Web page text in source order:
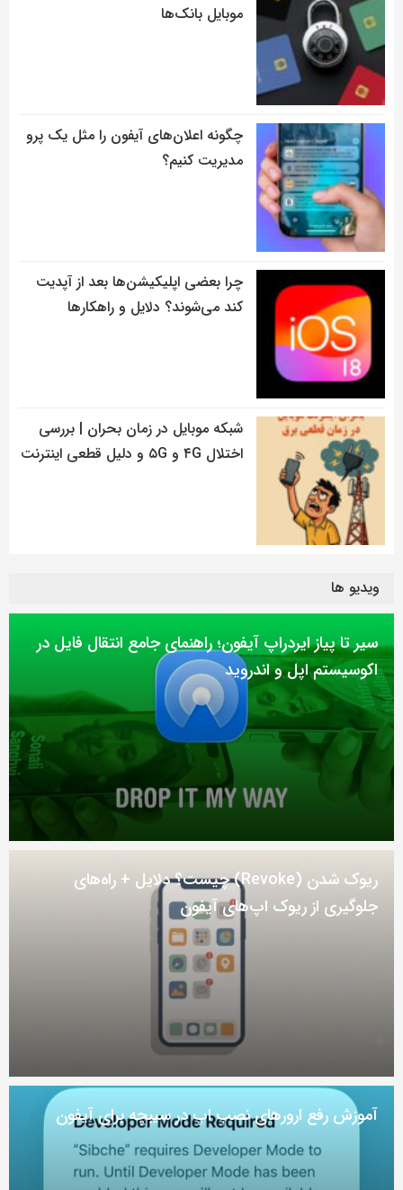
موبایل بانک‌ها
چگونه اعلان‌های آیفون را مثل یک پرو
مدیریت کنیم؟
چرا بعضی اپلیکیشن‌ها بعد از آپدیت
کند می‌شوند؟ دلایل و راهکارها
شبکه موبایل در زمان بحران | بررسی
اختلال ۴G و ۵G و دلیل قطعی اینترنت
ویدیو ها
سیر تا پیاز ایردراپ آیفون؛ راهنمای جامع انتقال فایل در
اکوسیستم اپل و اندروید
ریوک شدن (Revoke) چیست؟ دلایل + راه‌های
جلوگیری از ریوک اپ‌های آیفون
آموزش رفع ارور‌های نصب اپ در سیبچه برای آیفون